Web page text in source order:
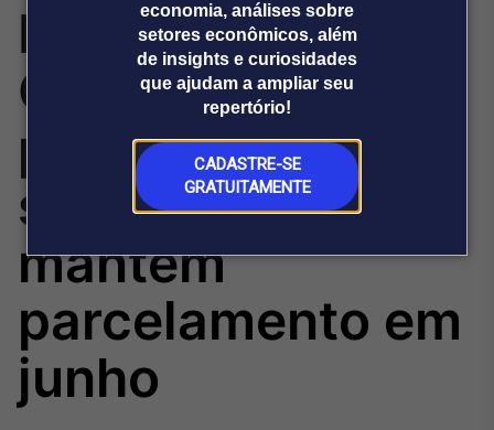
economia, análises sobre
setores econômicos, além
de insights e curiosidades
que ajudam a ampliar seu
repertório!
CADASTRE-SE
GRATUITAMENTE
Plataformas
Broadcast
Broadcast+
O mercado
financeiro em
tempo real
Broadcast
Tudo sobre o
agronegócio
Sobre nós Releases Broadcast
Prêmio Broadcast
Analistas
Prêmio Broadcast
Empresas
Agências de
comunicação
Releases
Petrobras reduz
QAV em 14,2% a
partir desta
segunda e
mantém
parcelamento em
junho